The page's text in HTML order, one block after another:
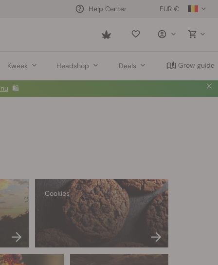
EUR €
Help Center
Saved
Kweek Headshop Deals Grow guide
🛍️
Cookies